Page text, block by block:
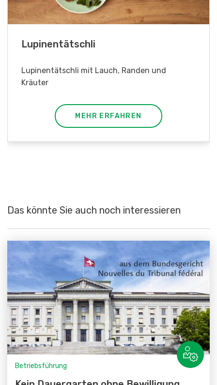
Frühlingsrollen
Frühlingsrollen mit Poulet
MEHR ERFAHREN
Das könnte Sie auch noch interessieren
Betriebsführung